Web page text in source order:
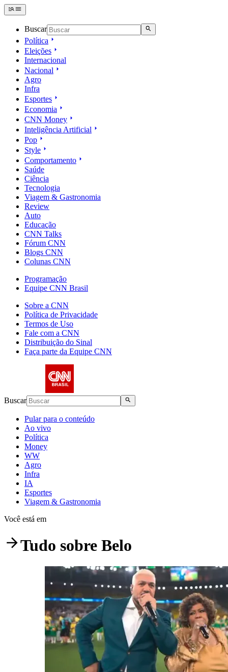
Buscar
Política
Eleições
Internacional
Nacional
Agro
Infra
Esportes
Economia
CNN Money
Inteligência Artificial
Pop
Style
Comportamento
Saúde
Ciência
Tecnologia
Viagem & Gastronomia
Review
Auto
Educação
CNN Talks
Fórum CNN
Blogs CNN
Colunas CNN
Programação
Equipe CNN Brasil
Sobre a CNN
Política de Privacidade
Termos de Uso
Fale com a CNN
Distribuição do Sinal
Faça parte da Equipe CNN
Buscar
Pular para o conteúdo
Ao vivo
Política
Money
WW
Agro
Infra
IA
Esportes
Viagem & Gastronomia
Você está em
Tudo sobre Belo